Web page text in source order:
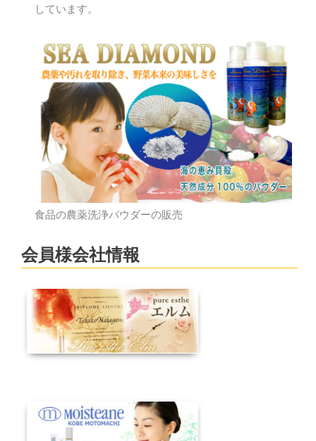
しています。
食品の農薬洗浄パウダーの販売
会員様会社情報